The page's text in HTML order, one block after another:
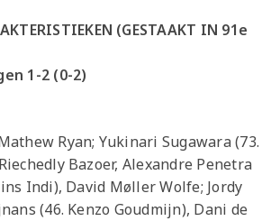
(GESTAAKT IN 91e
1-2 (0-2)
Ryan; Yukinari Sugawara (73.
Bazoer, Alexandre Penetra
Indi), David Møller Wolfe; Jordy
(46. Kenzo Goudmijn), Dani de